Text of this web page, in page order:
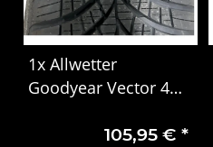
1x Allwetter
Goodyear Vector 4
205/60 R16 92H EVR
105,95 € *